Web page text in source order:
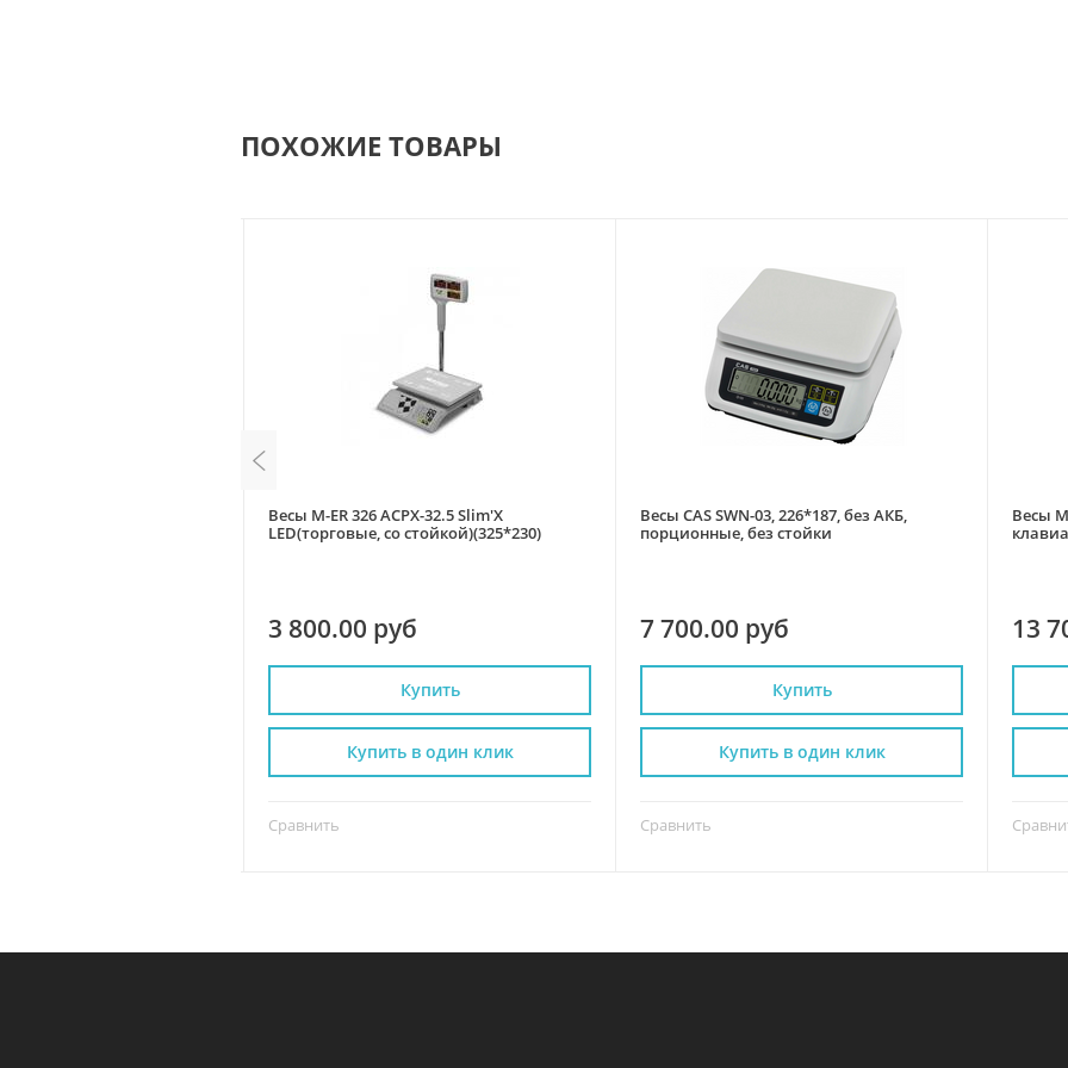
ПОХОЖИЕ ТОВАРЫ
Весы M-ER 326 ACPX-32.5 Slim'X
LED(торговые, со стойкой)(325*230)
3 800.00 руб
Купить
Сравнить
Купить в один клик
Весы CAS SWN-03, 226*187, без АКБ,
порционные, без стойки
7 700.00 руб
Купить
Сравнить
Купить в один клик
Весы
13